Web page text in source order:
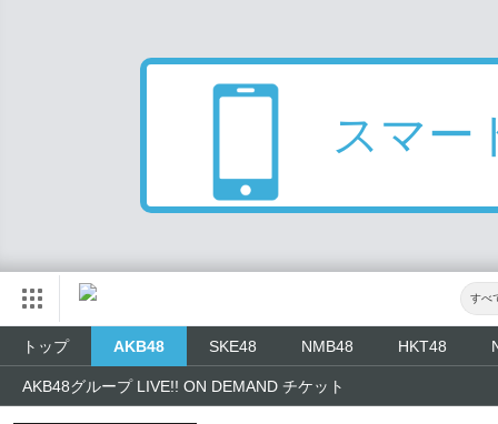
スマー
すべ
トップ AKB48 SKE48 NMB48 HKT48
AKB48グループ LIVE!! ON DEMAND チケット